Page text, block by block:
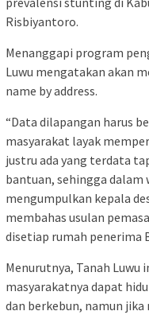
Risbiyantoro.
Menanggapi program
Luwu mengatakan akan
name by address.
“Data dilapangan harus
masyarakat layak
justru ada yang terdata
bantuan, sehingga dalam
mengumpulkan kepala
membahas usulan
disetiap rumah penerima
Menurutnya, Tanah Luwu
masyarakatnya dapat
dan berkebun, namun